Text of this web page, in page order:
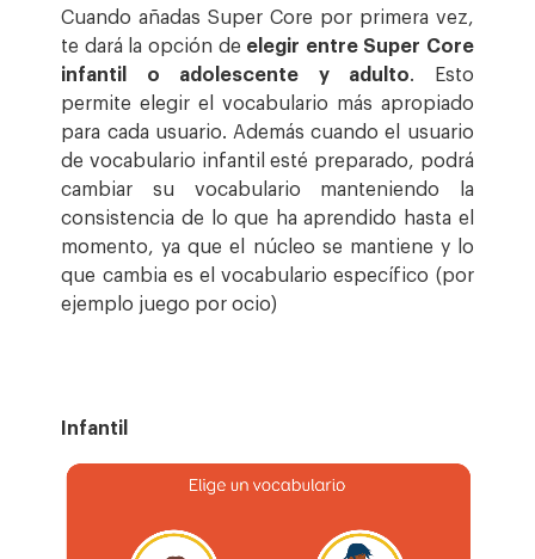
Cuando añadas Super Core por primera vez,
te dará la opción de elegir entre Super Core
infantil o adolescente y adulto. Esto
permite elegir el vocabulario más apropiado
para cada usuario. Además cuando el usuario
de vocabulario infantil esté preparado, podrá
cambiar su vocabulario manteniendo la
consistencia de lo que ha aprendido hasta el
momento, ya que el núcleo se mantiene y lo
que cambia es el vocabulario específico (por
ejemplo juego por ocio)
Infantil